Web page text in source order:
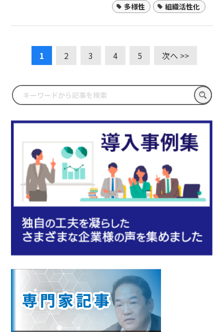
多様性
組織活性化
1 2 3 4 5 次へ >>